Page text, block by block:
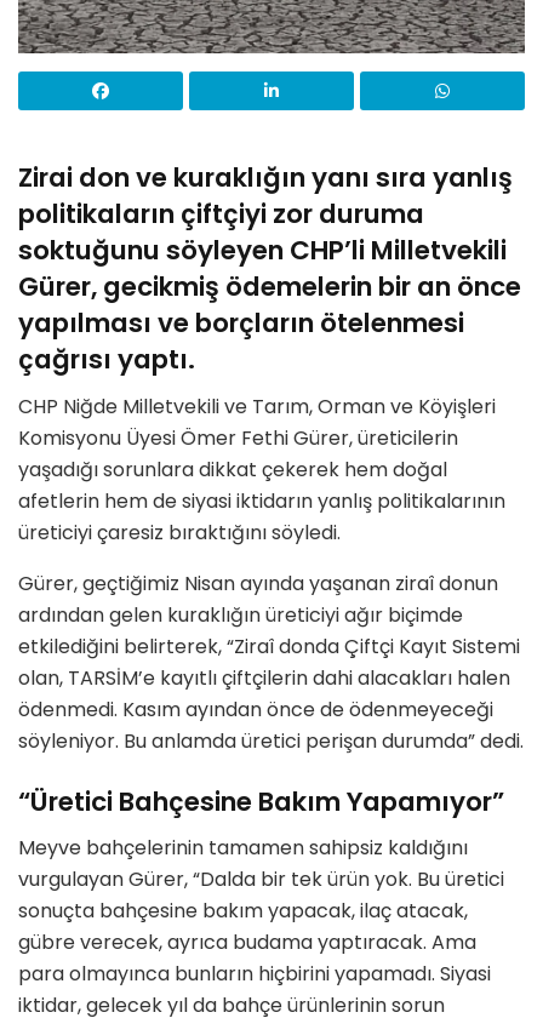
Zirai don ve kuraklığın yanı sıra yanlış
politikaların çiftçiyi zor duruma
soktuğunu söyleyen CHP’li Milletvekili
Gürer, gecikmiş ödemelerin bir an önce
yapılması ve borçların ötelenmesi
çağrısı yaptı.
CHP Niğde Milletvekili ve Tarım, Orman ve Köyişleri
Komisyonu Üyesi Ömer Fethi Gürer, üreticilerin
yaşadığı sorunlara dikkat çekerek hem doğal
afetlerin hem de siyasi iktidarın yanlış politikalarının
üreticiyi çaresiz bıraktığını söyledi.
Gürer, geçtiğimiz Nisan ayında yaşanan ziraî donun
ardından gelen kuraklığın üreticiyi ağır biçimde
etkilediğini belirterek, “Ziraî donda Çiftçi Kayıt Sistemi
olan, TARSİM’e kayıtlı çiftçilerin dahi alacakları halen
ödenmedi. Kasım ayından önce de ödenmeyeceği
söyleniyor. Bu anlamda üretici perişan durumda” dedi.
“Üretici Bahçesine Bakım Yapamıyor”
Meyve bahçelerinin tamamen sahipsiz kaldığını
vurgulayan Gürer, “Dalda bir tek ürün yok. Bu üretici
sonuçta bahçesine bakım yapacak, ilaç atacak,
gübre verecek, ayrıca budama yaptıracak. Ama
para olmayınca bunların hiçbirini yapamadı. Siyasi
iktidar, gelecek yıl da bahçe ürünlerinin sorun